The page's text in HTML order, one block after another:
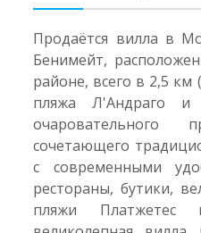
Продаётся вилла в
Бенимейт,
районе, всего в 2,5
пляжа Л'Андраго
очаровательного
сочетающего
с современными
рестораны, бутики,
пляжи